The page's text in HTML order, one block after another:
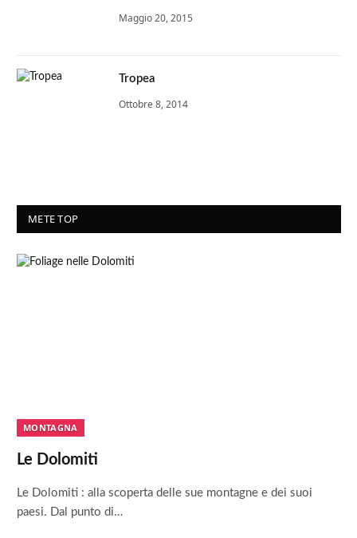
Maggio 20, 2015
Tropea
Ottobre 8, 2014
METE TOP
MONTAGNA
Le Dolomiti
Le Dolomiti : alla scoperta delle sue montagne e dei suoi
paesi. Dal punto di…